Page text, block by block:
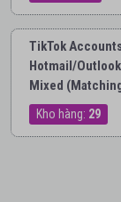
TikTok
Hotmail/
Mixed
Kho hàng: 29